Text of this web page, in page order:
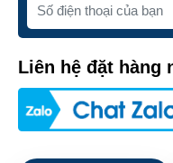
Liên hệ đặt hàng